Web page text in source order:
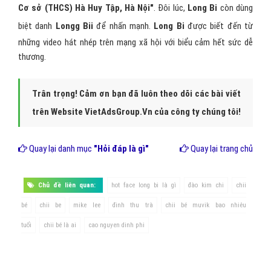
Cơ sở (THCS) Hà Huy Tập, Hà Nội". Đôi lúc, Long Bi còn dùng
biệt danh Longg Bii để nhấn mạnh. Long Biđược biết đến từ
những video hát nhép trên mạng xã hội với biểu cảm hết sức dễ
thương.
Trân trọng! Cảm ơn bạn đã luôn theo dõi các bài viết
trên Website VietAdsGroup.Vn của công ty chúng tôi!
Quay lại danh mục "Hỏi đáp là gì" Quay lại trang chủ
Chủ đề liên quan: hot face long bi là gì đào kim chi chii
bé chii be mike lee đinh thu trà chii bé muvik bao nhiêu
tuổi chii bé là ai cao nguyen dinh phi